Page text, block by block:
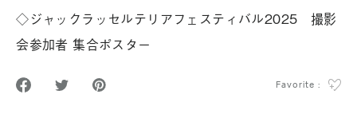
◇ジャックラッセルテリアフェスティバル2025 撮影
会参加者 集合ポスター
Favorite :